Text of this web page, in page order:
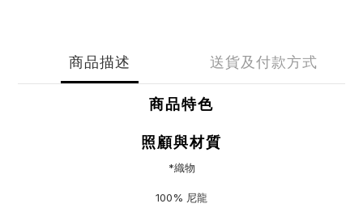
商品描述 送貨及付款方式
商品特色
照顧與材質
*織物
100% 尼龍